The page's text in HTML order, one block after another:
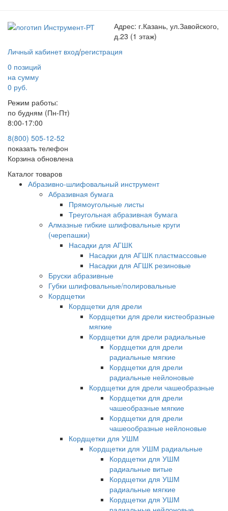
Адрес: г.Казань, ул.Завойского,
д.23 (1 этаж)
Личный кабинет вход/регистрация
0 позиций
на сумму
0 руб.
Режим работы:
по будням (Пн-Пт)
8:00-17:00
8(800) 505-12-52
показать телефон
Корзина обновлена
Каталог товаров
Абразивно-шлифовальный инструмент
Абразивная бумага
Прямоугольные листы
Треугольная абразивная бумага
Алмазные гибкие шлифовальные круги
(черепашки)
Насадки для АГШК
Насадки для АГШК пластмассовые
Насадки для АГШК резиновые
Бруски абразивные
Губки шлифовальные/полировальные
Кордщетки
Кордщетки для дрели
Кордщетки для дрели кистеобразные
мягкие
Кордщетки для дрели радиальные
Кордщетки для дрели
радиальные мягкие
Кордщетки для дрели
радиальные нейлоновые
Кордщетки для дрели чашеобразные
Кордщетки для дрели
чашеобразные мягкие
Кордщетки для дрели
чашеообразные нейлоновые
Кордщетки для УШМ
Кордщетки для УШМ радиальные
Кордщетки для УШМ
радиальные витые
Кордщетки для УШМ
радиальные мягкие
Кордщетки для УШМ